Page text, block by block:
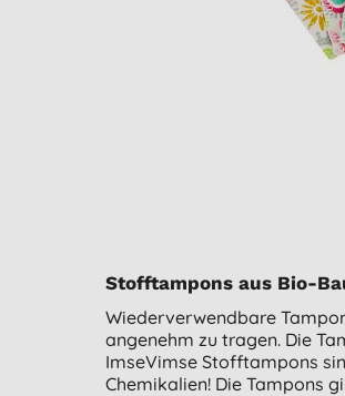
Stofftampons aus Bio-
Wiederverwendbare
angenehm zu tragen. Die
ImseVimse Stofftampons
Chemikalien! Die Tampons